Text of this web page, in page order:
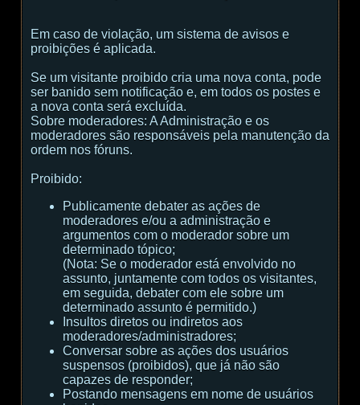
Em caso de violação, um sistema de avisos e
proibições é aplicada.
Se um visitante proibido cria uma nova conta, pode
ser banido sem notificação e, em todos os postes e
a nova conta será excluída.
Sobre moderadores: A Administração e os
moderadores são responsáveis ​​pela manutenção da
ordem nos fóruns.
Proibido:
Publicamente debater as ações de
moderadores e/ou a administração e
argumentos com o moderador sobre um
determinado tópico;
(Nota: Se o moderador está envolvido no
assunto, juntamente com todos os visitantes,
em seguida, debater com ele sobre um
determinado assunto é permitido.)
Insultos diretos ou indiretos aos
moderadores/administradores;
Conversar sobre as ações dos usuários
suspensos (proibidos), que já não são
capazes de responder;
Postando mensagens em nome de usuários